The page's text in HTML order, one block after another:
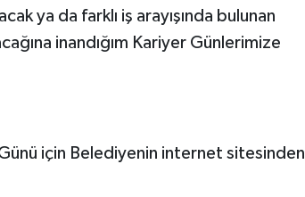
ya da farklı iş arayışında bulunan
inandığım Kariyer Günlerimize
Günü için Belediyenin internet sitesinden